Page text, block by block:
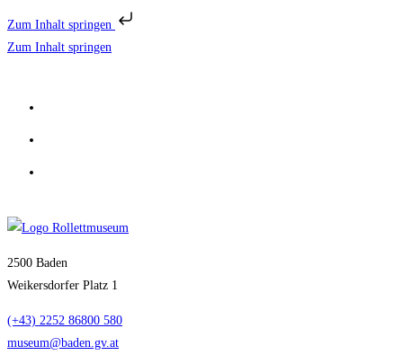
Zum Inhalt springen
Zum Inhalt springen
2500 Baden
Weikersdorfer Platz 1
(+43) 2252 86800 580
museum@baden.gv.at